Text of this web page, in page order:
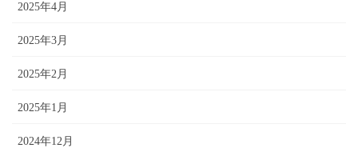
2025年4月
2025年3月
2025年2月
2025年1月
2024年12月